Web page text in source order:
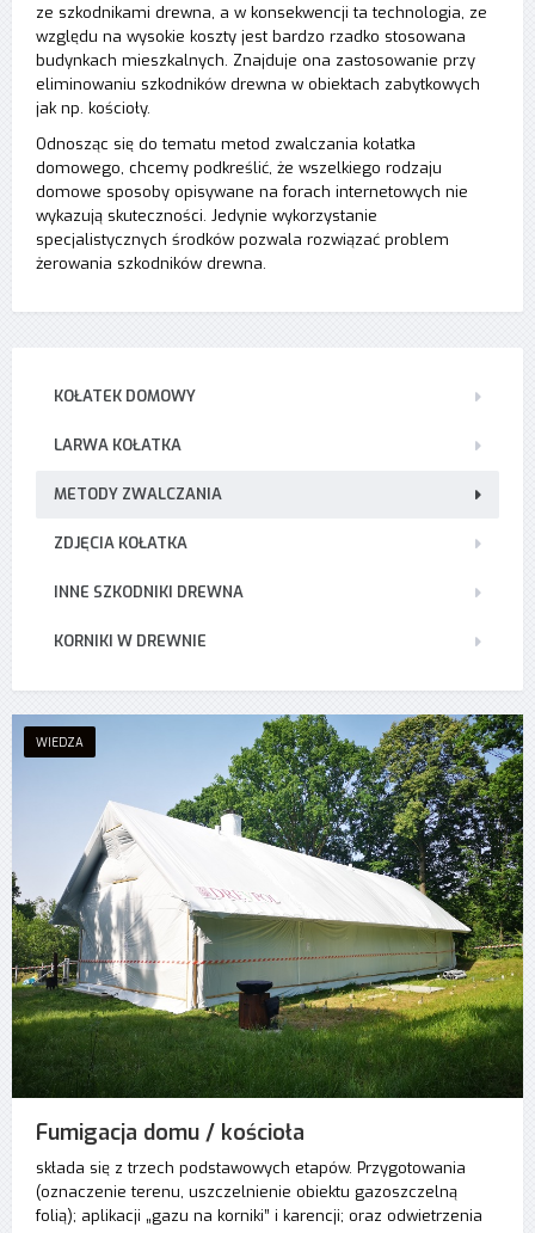
ze szkodnikami drewna, a w konsekwencji ta technologia, ze
względu na wysokie koszty jest bardzo rzadko stosowana
budynkach mieszkalnych. Znajduje ona zastosowanie przy
eliminowaniu szkodników drewna w obiektach zabytkowych
jak np. kościoły.
Odnosząc się do tematu metod zwalczania kołatka
domowego, chcemy podkreślić, że wszelkiego rodzaju
domowe sposoby opisywane na forach internetowych nie
wykazują skuteczności. Jedynie wykorzystanie
specjalistycznych środków pozwala rozwiązać problem
żerowania szkodników drewna.
KOŁATEK DOMOWY
LARWA KOŁATKA
METODY ZWALCZANIA
ZDJĘCIA KOŁATKA
INNE SZKODNIKI DREWNA
KORNIKI W DREWNIE
WIEDZA
Fumigacja domu / kościoła
składa się z trzech podstawowych etapów. Przygotowania
(oznaczenie terenu, uszczelnienie obiektu gazoszczelną
folią); aplikacji „gazu na korniki” i karencji; oraz odwietrzenia